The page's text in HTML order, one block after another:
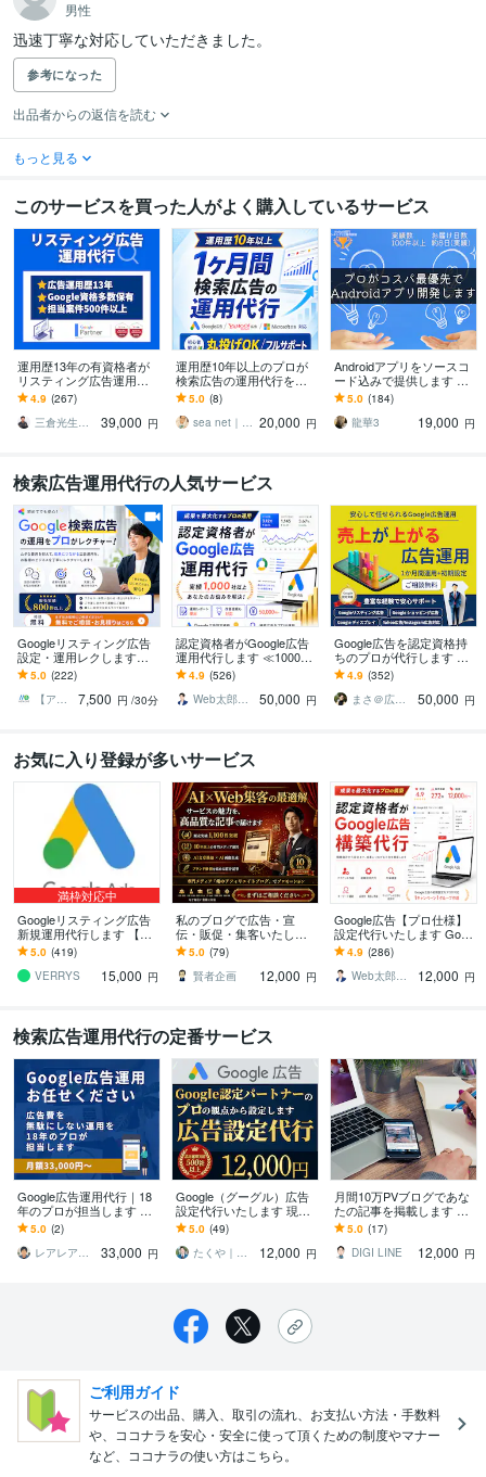
男性
迅速丁寧な対応していただきました。
参考になった
出品者からの返信を読む
もっと見る
このサービスを買った人がよく購入しているサービス
運用歴13年の有資格者が
リスティング広告運用し
ます 成果が出ない、もっ
と集客したい！そのお悩
みに応えます
4.9 (267)
三倉光生＠Webマーケ＆広告専門
39,000 円
運用歴10年以上のプロが
検索広告の運用代行をし
ます 「広告運用が分から
ない、上手くいかない」
という方をサポート！
5.0 (8)
sea net｜広告運用歴10年の専門家 20,000 円
Androidアプリをソースコ
ード込みで提供します 【2
020年Android開発部門ラ
ンク１位獲得】
5.0 (184)
龍華3
19,000 円
検索広告運用代行の人気サービス
Googleリスティング広告
設定・運用レクします
【実績800社以上】広告代
理店が運用サポートいた
します。
5.0 (222)
【アドテク】のことならMETA（メタ）
7,500 円 /30分
認定資格者がGoogle広告
運用代行します ≪1000社
以上≫Google認定パート
ナーがお悩みを解決
4.9 (526)
Web太郎＠Google認定パートナー
50,000 円
Google広告を認定資格持
ちのプロが代行します 相
談無料_初期設定＋週次報
告＋1か月間運用代行込み
で丸投げ可
4.9 (352)
まさ＠広告代理店
50,000 円
お気に入り登録が多いサービス
満枠対応中
Googleリスティング広告
新規運用代行します 【お
試し価格】Google広告代
行実績3000件以上
5.0 (419)
VERRYS
15,000 円
私のブログで広告・宣
伝・販促・集客いたしま
す 「AI×WEBサイト運
営」の専門メディアでプ
ロモーション！
5.0 (79)
賢者企画
12,000 円
Google広告【プロ仕様】
設定代行いたします Goog
le認定パートナーが繰り出
す進撃の一手！！
4.9 (286)
Web太郎＠Google認定パートナー
12,000 円
検索広告運用代行の定番サービス
Google広告運用代行｜18
年のプロが担当します 広
告費を無駄にしない運用
を、戦略設計から改善ま
で一貫対応
5.0 (2)
レアレアアド
33,000 円
Google（グーグル）広告
設定代行いたします 現役
代理店のプロがGoogleリ
スティング広告設定支援
します
5.0 (49)
たくや｜WEB広告運用・マーケティング
12,000 円
月間10万PVブログであな
たの記事を掲載します あ
なたのサービスをガジェ
ットブログで宣伝しま
す！
5.0 (17)
DIGI LINE
12,000 円
ご利用ガイド
サービスの出品、購入、取引の流れ、お支払い方法・手数料
や、ココナラを安心・安全に使って頂くための制度やマナー
など、ココナラの使い方はこちら。